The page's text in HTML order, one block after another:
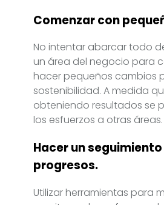
Comenzar con
No intentar abarcar todo
un área del negocio para
hacer pequeños cambios
sostenibilidad. A medida
obteniendo resultados se
los esfuerzos a otras áreas.
Hacer un
progresos.
Utilizar herramientas para